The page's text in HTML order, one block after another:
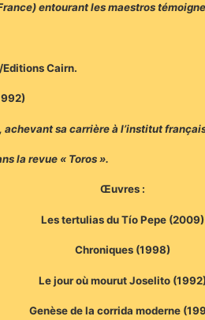
entourant les maestros
Cairn.
sa carrière à l’institut
la revue « Toros ».
Œuvres :
Les tertulias du Tío Pepe (2009)
Chroniques (1998)
Le jour où mourut Joselito
Genèse de la corrida moderne